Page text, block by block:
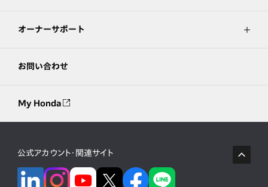
オーナーサポート
お問い合わせ
My Honda
公式アカウント・関連サイト